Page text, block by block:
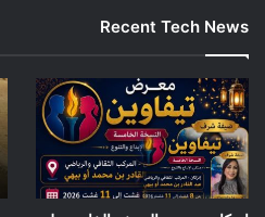
Recent Tech News